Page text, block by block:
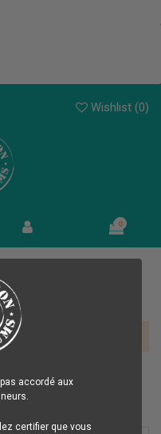
accordé aux
certifier que vous
Wishlist (0)
0
OK